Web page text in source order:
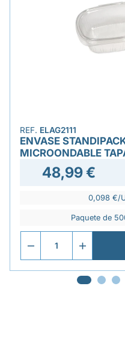
REF. ELAG2111
ENVASE
MICROONDABLE
48,99 €
0,098 €/
Paquete de